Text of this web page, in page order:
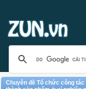
Chuyên đề Tổ chức công